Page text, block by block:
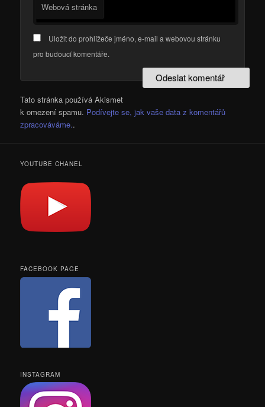
Webová stránka
Uložit do prohlížeče jméno, e-mail a webovou stránku
pro budoucí komentáře.
Tato stránka používá Akismet
k omezení spamu. Podívejte se, jak vaše data z komentářů
zpracováváme..
YOUTUBE CHANEL
FACEBOOK PAGE
INSTAGRAM